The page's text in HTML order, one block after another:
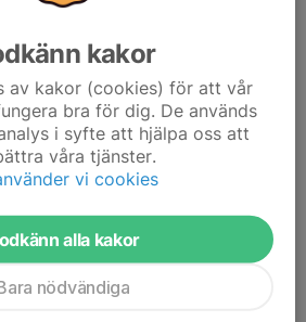
kakor
av kakor (cookies) för att vår
bra för dig. De används
i syfte att hjälpa oss att
våra tjänster.
vi cookies
alla kakor
nödvändiga